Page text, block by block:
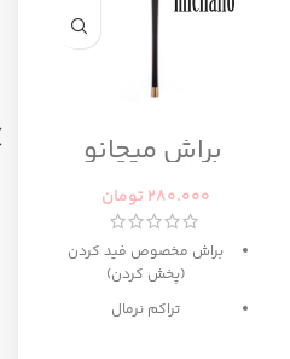
براش میچانو
CG7B2
280.000 تومان
براش مخصوص فید کردن
(پخش کردن)
تراکم نرمال